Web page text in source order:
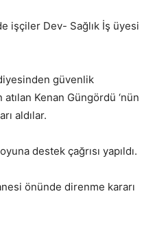
işçiler Dev- Sağlık İş üyesi
güvenlik
Kenan Güngördü ‘nün
aldılar.
destek çağrısı yapıldı.
önünde direnme kararı